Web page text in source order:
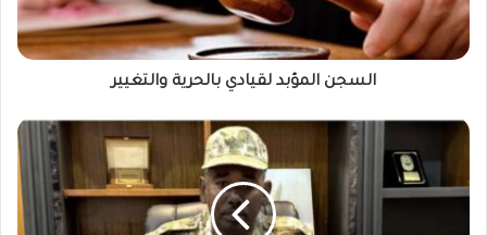
السجن المؤبد لقيادي بالحرية والتغيير
بيان
لجنة